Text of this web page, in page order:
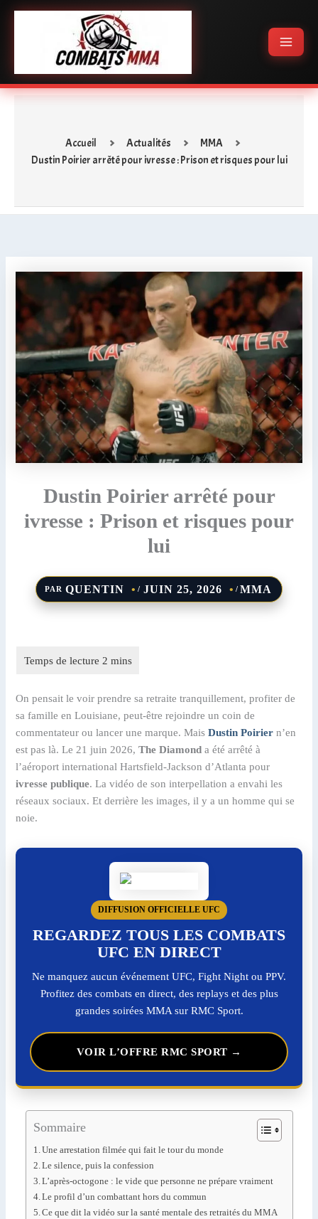
Aller
Menu
Accueil Actualités
MMA
Dustin Poirier arrêté pour ivresse : Prison et risques pour lui
Dustin Poirier arrêté pour
ivresse : Prison et risques pour
lui
PAR QUENTIN / JUIN 25, 2026 / MMA
On pensait le voir prendre sa retraite tranquillement, profiter de
sa famille en Louisiane, peut-être rejoindre un coin de
commentateur ou lancer une marque. MaisDustin Poirier n’en
est pas là. Le 21 juin 2026,The Diamond a été arrêté à
l’aéroport international Hartsfield-Jackson d’Atlanta pour
ivresse publique. La vidéo de son interpellation a envahi les
réseaux sociaux. Et derrière les images, il y a un homme qui se
noie.
DIFFUSION OFFICIELLE UFC
REGARDEZ TOUS LES COMBATS
UFC EN DIRECT
Ne manquez aucun événement UFC, Fight Night ou PPV.
Profitez des combats en direct, des replays et des plus
grandes soirées MMA sur RMC Sport.
VOIR L’OFFRE RMC SPORT →
Sommaire
Une arrestation filmée qui fait le tour du monde
Le silence, puis la confession
L’après-octogone : le vide que personne ne prépare vraiment
Le profil d’un combattant hors du commun
Ce que dit la vidéo sur la santé mentale des retraités du MMA